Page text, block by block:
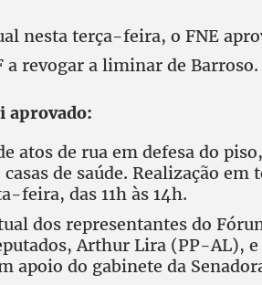
nesta terça-feira, o FNE
a revogar a liminar de Barroso.
aprovado:
atos de rua em defesa do
de saúde. Realização em
feira, das 11h às 14h.
dos representantes do
Arthur Lira (PP-AL),
apoio do gabinete da